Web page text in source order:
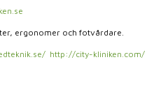
ergonomer och fotvårdare.
http://city-kliniken.com/